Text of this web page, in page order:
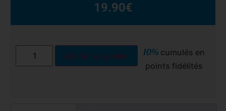
19.90€
Ajouter au panier 10% cumulés en
points fidélités